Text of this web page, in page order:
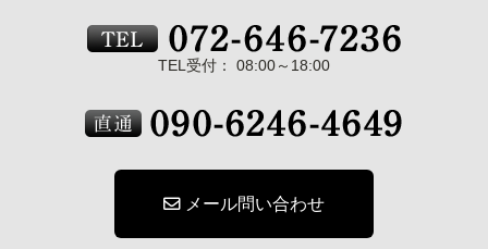
TEL受付： 08:00～18:00
メール問い合わせ